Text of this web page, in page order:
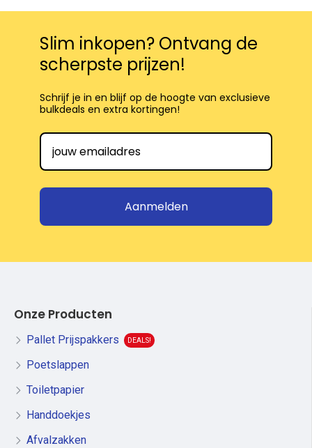
Slim inkopen? Ontvang de
scherpste prijzen!
Schrijf je in en blijf op de hoogte van exclusieve
bulkdeals en extra kortingen!
Aanmelden
Onze Producten
Pallet Prijspakkers DEALS!
Poetslappen
Toiletpapier
Handdoekjes
Afvalzakken